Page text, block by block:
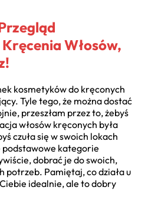
Włosów,
kosmetyków do kręconych
Tyle tego, że można dostać
przeszłam przez to, żebyś
włosów kręconych była
czuła się w swoich lokach
podstawowe kategorie
dobrać je do swoich,
potrzeb. Pamiętaj, co działa u
idealnie, ale to dobry